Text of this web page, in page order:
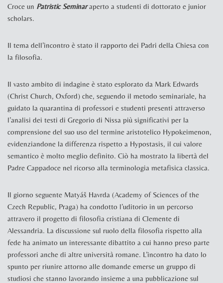
Croce un Patristic Seminaraperto a studenti di dottorato e junior
scholars.
Il tema dell’incontro è stato il rapporto dei Padri della Chiesa con
la filosofia.
Il vasto ambito di indagine è stato esplorato da Mark Edwards
(Christ Church, Oxford) che, seguendo il metodo seminariale, ha
guidato la quarantina di professori e studenti presenti attraverso
l’analisi dei testi di Gregorio di Nissa più significativi per la
comprensione del suo uso del termine aristotelico Hypokeimenon,
evidenziandone la differenza rispetto a Hypostasis, il cui valore
semantico è molto meglio definito. Ciò ha mostrato la libertà del
Padre Cappadoce nel ricorso alla terminologia metafisica classica.
Il giorno seguente Matyáš Havrda (Academy of Sciences of the
Czech Republic, Praga) ha condotto l’uditorio in un percorso
attravero il progetto di filosofia cristiana di Clemente di
Alessandria. La discussione sul ruolo della filosofia rispetto alla
fede ha animato un interessante dibattito a cui hanno preso parte
professori anche di altre università romane. L’incontro ha dato lo
spunto per riunire attorno alle domande emerse un gruppo di
studiosi che stanno lavorando insieme a una pubblicazione sul